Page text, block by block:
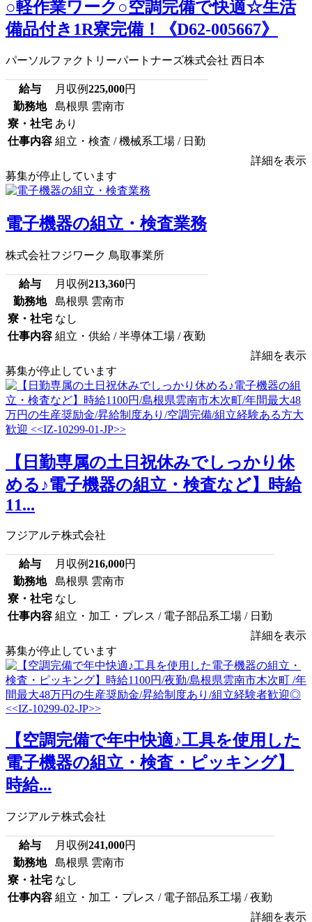
○軽作業ワーク○空調完備で快適☆生活
備品付き1R寮完備！《D62-005667》
パーソルファクトリーパートナーズ株式会社 西日本
給与 月収例225,000円
勤務地
島根県 雲南市
寮・社宅 あり
仕事内容 組立・検査 / 機械系工場 / 日勤
詳細を表示
募集が停止しています
電子機器の組立・検査業務
株式会社フジワーク 鳥取事業所
給与 月収例213,360円
勤務地
島根県 雲南市
寮・社宅 なし
仕事内容 組立・供給 / 半導体工場 / 夜勤
詳細を表示
募集が停止しています
【日勤専属の土日祝休みでしっかり休
める♪電子機器の組立・検査など】時給
11...
フジアルテ株式会社
給与 月収例216,000円
勤務地
島根県 雲南市
寮・社宅 なし
仕事内容 組立・加工・プレス / 電子部品系工場 / 日勤
詳細を表示
募集が停止しています
【空調完備で年中快適♪工具を使用した
電子機器の組立・検査・ピッキング】
時給...
フジアルテ株式会社
給与 月収例241,000円
勤務地
島根県 雲南市
寮・社宅 なし
仕事内容 組立・加工・プレス / 電子部品系工場 / 夜勤
詳細を表示